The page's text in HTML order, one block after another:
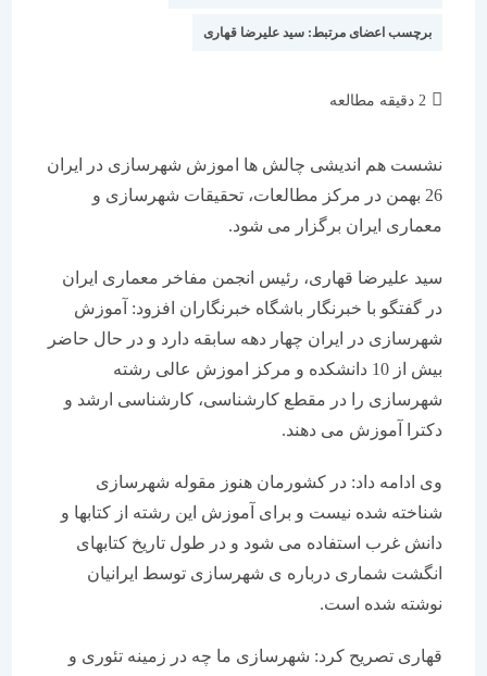
برچسب اعضای مرتبط: سید علیرضا قهاری
نشست هم اندیشی چالش ها اموزش شهرسازی در ایران
26 بهمن در مرکز مطالعات، تحقیقات شهرسازی و
معماری ایران برگزار می شود.
سید علیرضا قهاری، رئیس انجمن مفاخر معماری ایران
در گفتگو با خبرنگار باشگاه خبرنگاران افزود: آموزش
شهرسازی در ایران چهار دهه سابقه دارد و در حال حاضر
بیش از 10 دانشکده و مرکز اموزش عالی رشته
شهرسازی را در مقطع کارشناسی، کارشناسی ارشد و
دکترا آموزش می دهند.
وی ادامه داد: در کشورمان هنوز مقوله شهرسازی
شناخته شده نیست و برای آموزش این رشته از کتابها و
دانش غرب استفاده می شود و در طول تاریخ کتابهای
انگشت شماری درباره ی شهرسازی توسط ایرانیان
نوشته شده است.
قهاری تصریح کرد: شهرسازی ما چه در زمینه تئوری و